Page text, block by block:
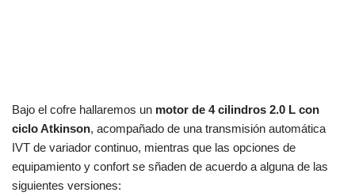
Bajo el cofre hallaremos un motor de 4 cilindros 2.0 L con
ciclo Atkinson, acompañado de una transmisión automática
IVT de variador continuo, mientras que las opciones de
equipamiento y confort se sñaden de acuerdo a alguna de las
siguientes versiones: